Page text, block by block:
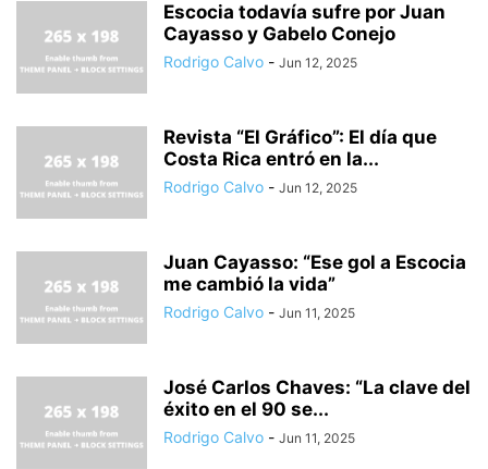
Escocia todavía sufre por Juan
Cayasso y Gabelo Conejo
Rodrigo Calvo - Jun 12, 2025
Revista “El Gráfico”: El día que
Costa Rica entró en la...
Rodrigo Calvo - Jun 12, 2025
Juan Cayasso: “Ese gol a Escocia
me cambió la vida”
Rodrigo Calvo - Jun 11, 2025
José Carlos Chaves: “La clave del
éxito en el 90 se...
Rodrigo Calvo - Jun 11, 2025